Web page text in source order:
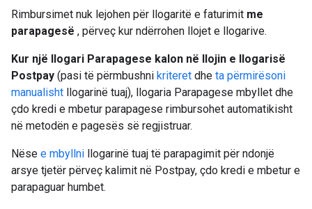
Rimbursimet nuk lejohen për llogaritë e faturimit me
parapagesë , përveç kur ndërrohen llojet e llogarive.
Kur një llogari Parapagese kalon në llojin e llogarisë
Postpay (pasi të përmbushni kriteret dhe ta përmirësoni
manualisht llogarinë tuaj), llogaria Parapagese mbyllet dhe
çdo kredi e mbetur parapagese rimbursohet automatikisht
në metodën e pagesës së regjistruar.
Nëse e mbyllni llogarinë tuaj të parapagimit për ndonjë
arsye tjetër përveç kalimit në Postpay, çdo kredi e mbetur e
parapaguar humbet.